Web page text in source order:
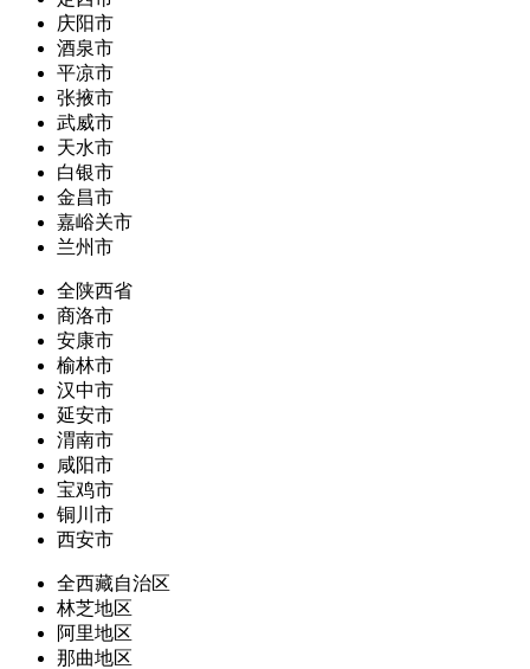
庆阳市
酒泉市
平凉市
张掖市
武威市
天水市
白银市
金昌市
嘉峪关市
兰州市
全陕西省
商洛市
安康市
榆林市
汉中市
延安市
渭南市
咸阳市
宝鸡市
铜川市
西安市
全西藏自治区
林芝地区
阿里地区
那曲地区